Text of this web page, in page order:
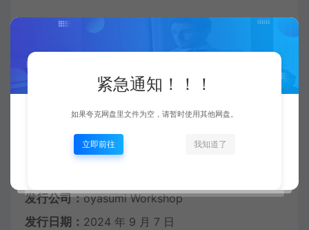
学院的负责人，也是诺塔莉和米洛依塔的制造者。尽
塔莉并不这么觉得。
游戏类型：动作, 独立
发行公司：oyasumi Workshop
发行日期： 2024 年 9 月 7 日
紧急通知！！！
如果夸克网盘里文件为空，请暂时使用其他网盘。
立即前往 我知道了